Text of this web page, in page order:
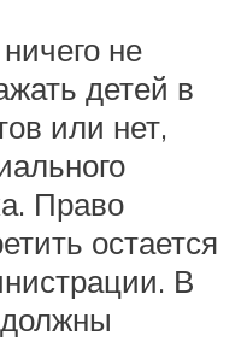
не
детей в
или нет,
Право
остается
В